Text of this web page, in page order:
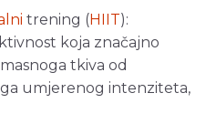
trening (HIIT):
koja značajno
tkiva od
umjerenog intenziteta,